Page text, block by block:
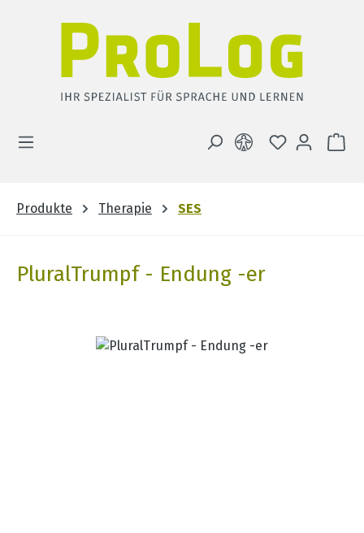
DU HAST 0
Produkte Therapie SES
PluralTrumpf - Endung -er
Bildergalerie überspringen